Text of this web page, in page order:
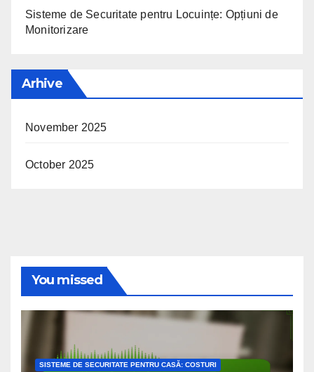
Sisteme de Securitate pentru Locuințe: Opțiuni de
Monitorizare
Arhive
November 2025
October 2025
You missed
SISTEME DE SECURITATE PENTRU CASĂ: COSTURI